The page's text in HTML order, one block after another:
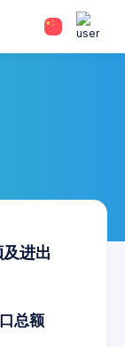
进出
总额